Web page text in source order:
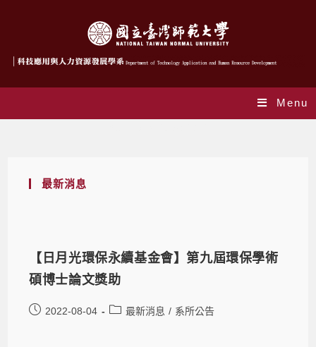
Menu
最新消息
【日月光環保永續基金會】第九屆環保學術
碩博士論文獎助
2022-08-04 最新消息 / 系所公告